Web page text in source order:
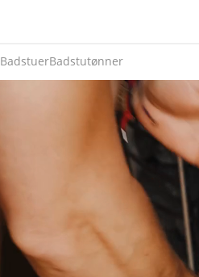
Badstutønner